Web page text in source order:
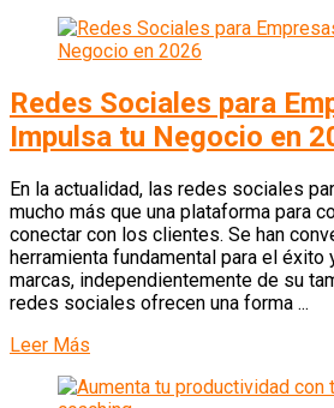
Redes Sociales para
Impulsa tu Negocio en
En la actualidad, las redes sociales
mucho más que una plataforma para
conectar con los clientes. Se han
herramienta fundamental para el
marcas, independientemente de su
redes sociales ofrecen una forma ...
Leer Más